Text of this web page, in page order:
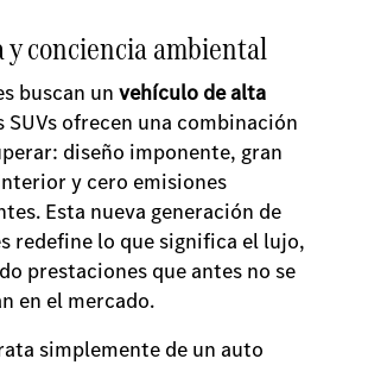
y conciencia ambiental
buscan un vehículo de alta
SUVs ofrecen una combinación
diseño imponente, gran
y cero emisiones
Esta nueva generación de
redefine lo que significa el lujo,
prestaciones que antes no se
en el mercado.
simplemente de un auto